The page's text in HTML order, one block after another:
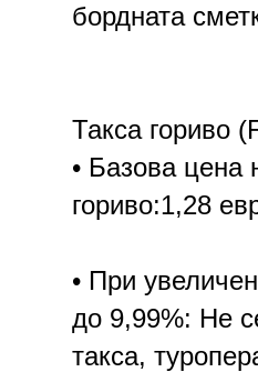
бордната
Такса гориво
• Базова цена
гориво:1,28
• При
до 9,99%: Не
такса,